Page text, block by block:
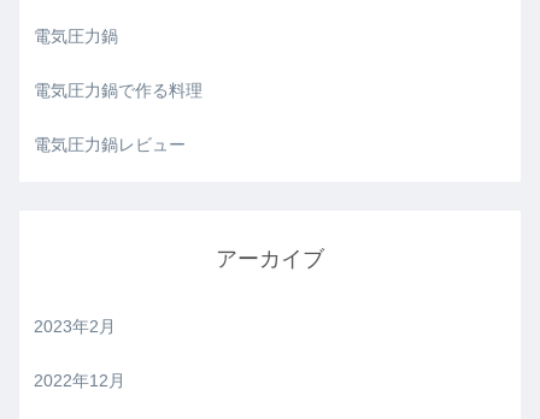
電気圧力鍋
電気圧力鍋で作る料理
電気圧力鍋レビュー
アーカイブ
2023年2月
2022年12月